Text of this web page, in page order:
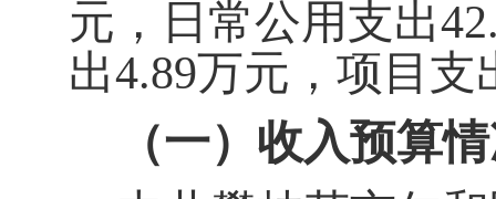
元，日常公用支出4
出4.89万元，项目支
（一）收入预算